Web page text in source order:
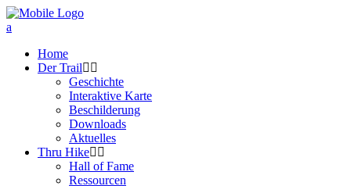
Home
Der Trail
Geschichte
Interaktive Karte
Beschilderung
Downloads
Aktuelles
Thru Hike
Hall of Fame
Ressourcen